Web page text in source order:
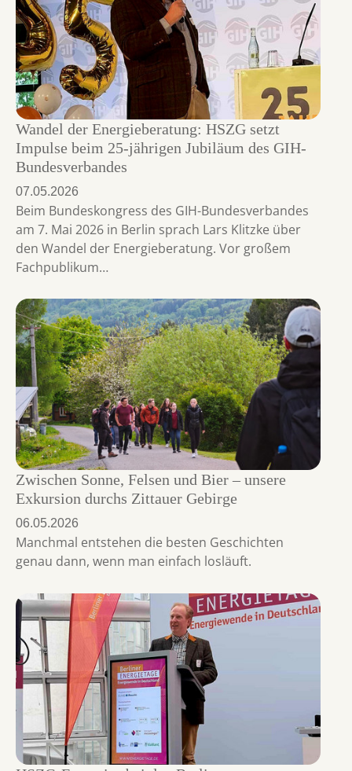
Wandel der Energieberatung: HSZG setzt
Impulse beim 25-jährigen Jubiläum des GIH-
Bundesverbandes
07.05.2026
Beim Bundeskongress des GIH-Bundesverbandes
am 7. Mai 2026 in Berlin sprach Lars Klitzke über
den Wandel der Energieberatung. Vor großem
Fachpublikum…
Zwischen Sonne, Felsen und Bier – unsere
Exkursion durchs Zittauer Gebirge
06.05.2026
Manchmal entstehen die besten Geschichten
genau dann, wenn man einfach losläuft.